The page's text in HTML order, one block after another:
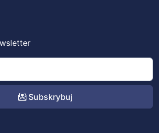
Subskrybuj